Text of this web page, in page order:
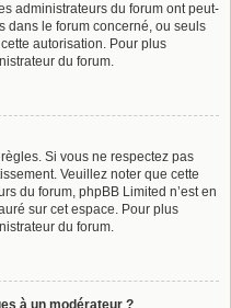
administrateurs du forum ont peut-
dans le forum concerné, ou seuls
autorisation. Pour plus
du forum.
Si vous ne respectez pas
Veuillez noter que cette
du forum, phpBB Limited n’est en
sur cet espace. Pour plus
du forum.
à un modérateur ?